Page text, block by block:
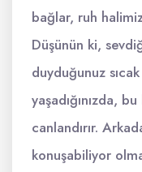
bağlar, ruh
Düşünün ki,
duyduğunuz
yaşadığınızda,
canlandırır.
konuşabiliyor